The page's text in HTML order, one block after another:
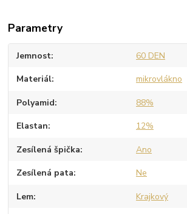
Parametry
Jemnost 60 DEN
Materiál mikrovlákno
Polyamid 88%
Elastan 12%
Zesílená špička Ano
Zesílená pata Ne
Lem Krajkový